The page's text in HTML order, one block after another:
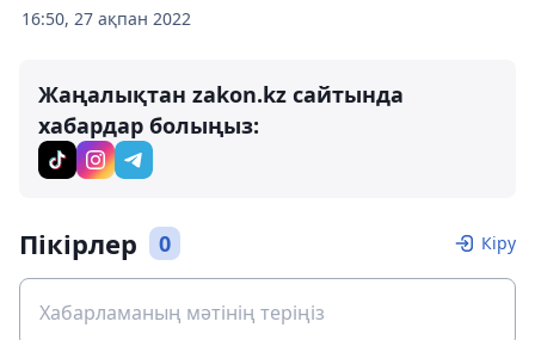
16:50, 27 ақпан 2022
Жаңалықтан zakon.kz сайтында
хабардар болыңыз:
Пікірлер 0 Кіру